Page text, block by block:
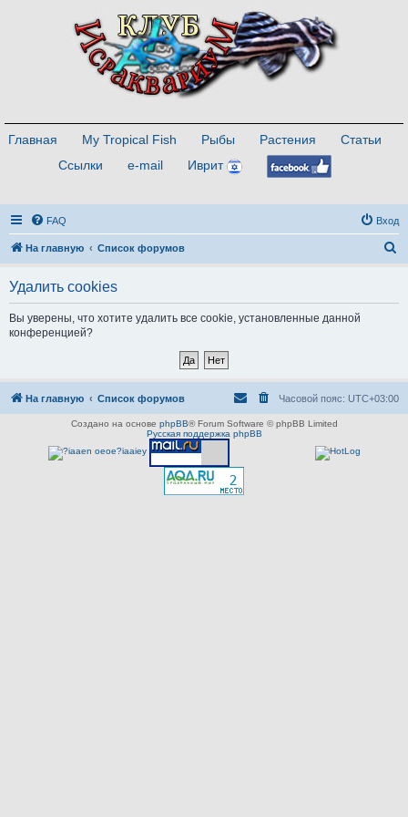
Главная My Tropical Fish Рыбы Растения
Статьи
Ссылки
e-mail Иврит
FAQ Вход
На главную Список форумов
Удалить cookies
Вы уверены, что хотите удалить все cookie, установленные данной
конференцией?
На главную Список форумов Часовой пояс: UTC+03:00
Создано на основе phpBB® Forum Software © phpBB Limited
Русская поддержка phpBB